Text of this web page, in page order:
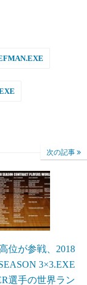
次の記事
位が参戦、2018
3×3.EXE
選手の世界ラン